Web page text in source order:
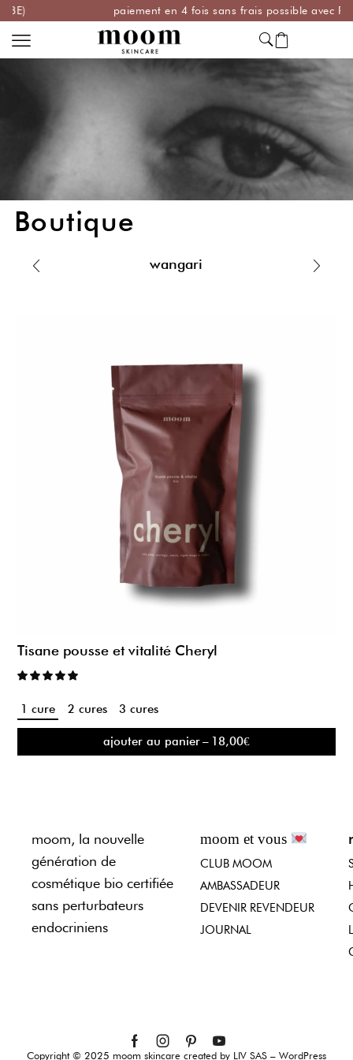
paiement en 4 fois sans frais possible avec Paypal
Boutique
wangari
Tisane pousse et vitalité Cheryl
1 cure 2 cures 3 cures
ajouter au panier– 18,00€
moom, la nouvelle
génération de
cosmétique bio certifiée
sans perturbateurs
endocriniens
moom et vous
CLUB MOOM
AMBASSADEUR
DEVENIR REVENDEUR
JOURNAL
Copyright © 2025 moom skincare created by LIV SAS – WordPress